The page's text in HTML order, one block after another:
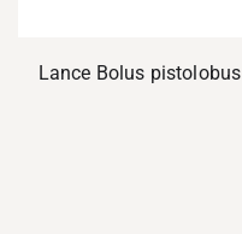
Lance Bolus pistolobus